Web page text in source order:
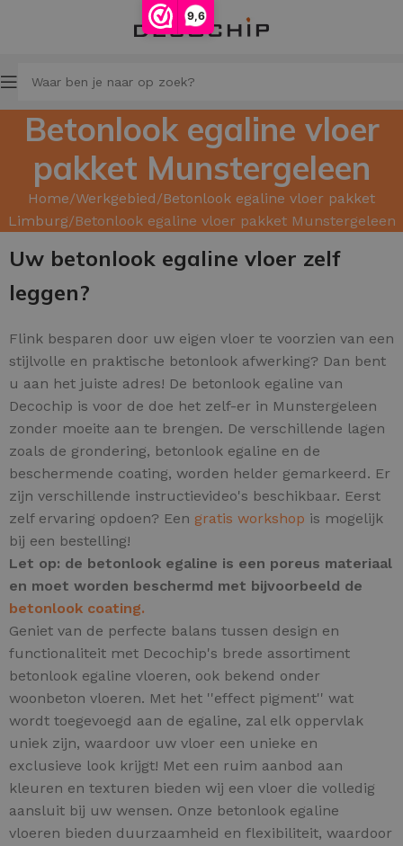
9,6
Betonlook egaline vloer
pakket Munstergeleen
Home Werkgebied Betonlook egaline vloer pakket
Limburg Betonlook egaline vloer pakket Munstergeleen
Uw betonlook egaline vloer zelf
leggen?
Flink besparen door uw eigen vloer te voorzien van een
stijlvolle en praktische betonlook afwerking? Dan bent
u aan het juiste adres! De betonlook egaline van
Decochip is voor de doe het zelf-er in Munstergeleen
zonder moeite aan te brengen. De verschillende lagen
zoals de grondering, betonlook egaline en de
beschermende coating, worden helder gemarkeerd. Er
zijn verschillende instructievideo's beschikbaar. Eerst
zelf ervaring opdoen? Een gratis workshop is mogelijk
bij een bestelling!
Let op: de betonlook egaline is een poreus materiaal
en moet worden beschermd met bijvoorbeeld de
betonlook coating.
Geniet van de perfecte balans tussen design en
functionaliteit met Decochip's brede assortiment
betonlook egaline vloeren, ook bekend onder
woonbeton vloeren. Met het ''effect pigment'' wat
wordt toegevoegd aan de egaline, zal elk oppervlak
uniek zijn, waardoor uw vloer een unieke en
exclusieve look krijgt! Met een ruim aanbod aan
kleuren en texturen bieden wij een vloer die volledig
aansluit bij uw wensen. Onze betonlook egaline
vloeren bieden duurzaamheid en flexibiliteit, waardoor